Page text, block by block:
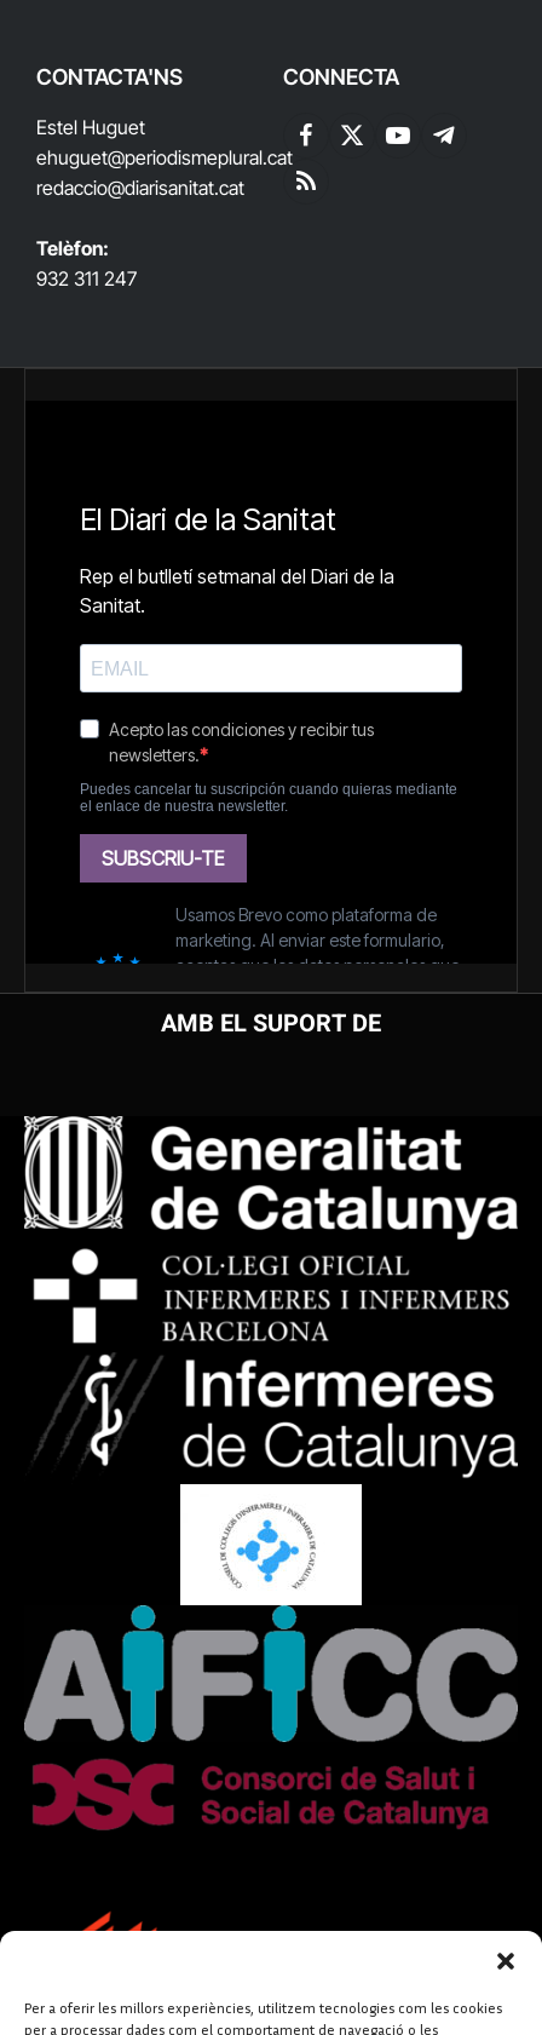
Per a oferir les millors experiències, utilitzem tecnologies com les cookies
per a processar dades com el comportament de navegació o les
CONTACTA'NS
Estel Huguet
ehuguet@periodismeplural.cat
redaccio@diarisanitat.cat
Telèfon:
932 311 247
CONNECTA
Facebook
X
YouTubeTelegram
RSS
AMB EL SUPORT DE